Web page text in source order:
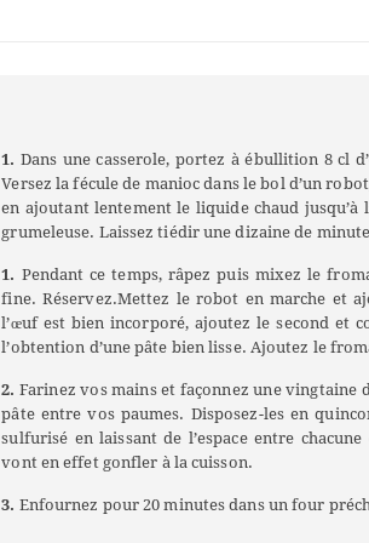
1. Dans une casserole, portez à ébullition 8 cl
Versez la fécule de manioc dans le bol d’un
en ajoutant lentement le liquide chaud jusqu’à
grumeleuse. Laissez tiédir une dizaine de
1. Pendant ce temps, râpez puis mixez le
fine. Réservez.Mettez le robot en marche et
l’œuf est bien incorporé, ajoutez le second et
l’obtention d’une pâte bien lisse. Ajoutez le
2.Farinez vos mains et façonnez une vingtaine
pâte entre vos paumes. Disposez-les en
sulfurisé en laissant de l’espace entre
vont en effet gonfler à la cuisson.
3. Enfournez pour 20 minutes dans un four